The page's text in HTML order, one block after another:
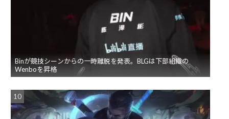
Binが競技シーンからの一時離脱を発表。BLGは下部組織の
Wenboを昇格